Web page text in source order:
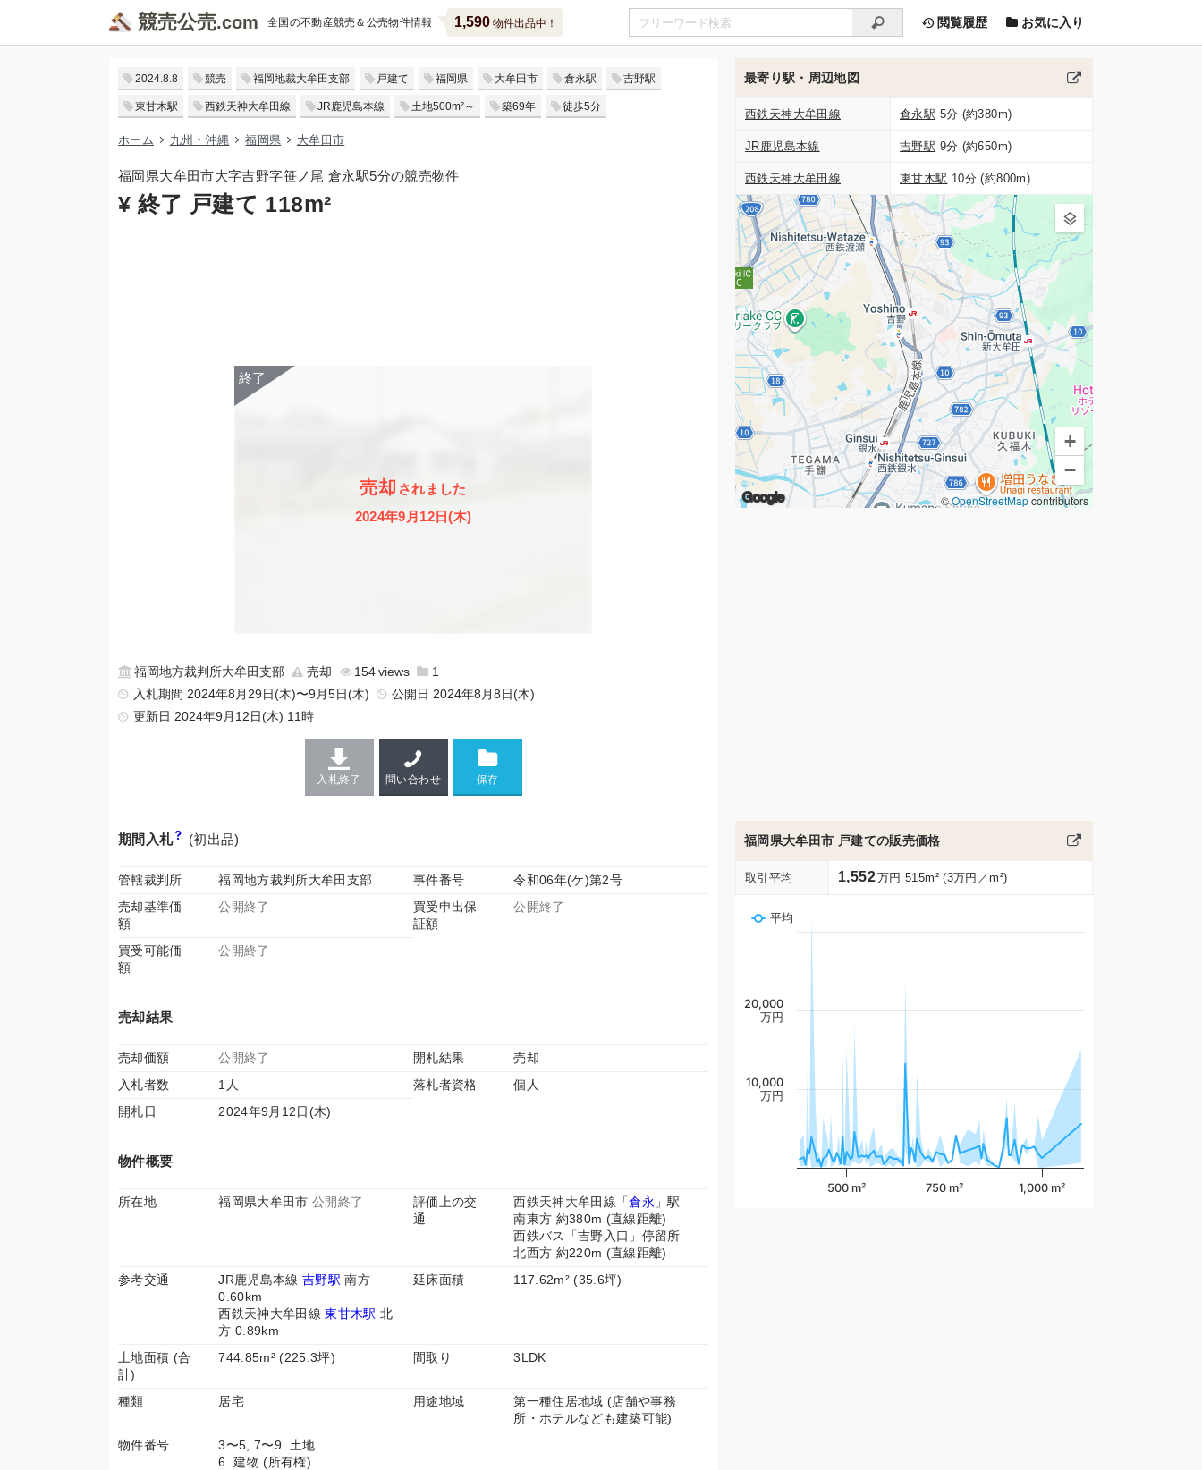
競売公売 全国の不動産競売＆公売物件情報 1,590物件出品中！ 閲覧履歴 お気に入り
2024.8.8 競売 福岡地裁大牟田支部 戸建て 福岡県 大牟田市 倉永駅 吉野駅
東甘木駅 西鉄天神大牟田線 JR鹿児島本線 土地500m²～ 築69年 徒歩5分
ホーム 九州・沖縄 福岡県 大牟田市
福岡県大牟田市大字吉野字笹ノ尾 倉永駅5分の競売物件
¥ 終了 戸建て 118m²
売却 されました
2024年9月12日(木)
福岡地方裁判所大牟田支部 売却 154
1
入札期間 2024年8月29日(木)〜9月5日(木)
公開日 2024年8月8日(木)
更新日 2024年9月12日(木) 11時
入札終了 問い合わせ
期間入札 (初出品)
管轄裁判所 福岡地方裁判所大牟田支部 事件番号
令和06年(ケ)第2号
売却基準価
額
公開終了
買受申出保
証額
公開終了
買受可能価
額
公開終了
売却結果
売却価額 公開終了 開札結果
売却
入札者数
1人 落札者資格
個人
開札日
2024年9月12日(木)
物件概要
所在地 福岡県大牟田市 公開終了
評価上の交
通
西鉄天神大牟田線「倉永 」駅
南東方 約380m (直線距離)
西鉄バス「吉野入口」停留所
北西方 約220m (直線距離)
参考交通
JR鹿児島本線 吉野駅 南方
0.60km
西鉄天神大牟田線東甘木駅 北
方 0.89km
延床面積 117.62m² (35.6坪)
土地面積 (合
計)
744.85m² (225.3坪) 間取り 3LDK
種類 居宅 用途地域
第一種住居地域 (店舗や事務
所・ホテルなども建築可能)
物件番号
3〜5, 7〜9. 土地
6. 建物 (所有権)
最寄り駅・周辺地図
西鉄天神大牟田線 倉永駅 5分 (約380m)
JR鹿児島本線 吉野駅 9分 (約650m)
西鉄天神大牟田線 東甘木駅 10分 (約800m)
Google
+
−
©OpenStreetMapcontributors
福岡県大牟田市 戸建ての販売価格
取引平均 1,552万円 515m² (3万円／m²)
平均
1,000 m²
500 m² 750 m²
10,000
万円
20,000
万円